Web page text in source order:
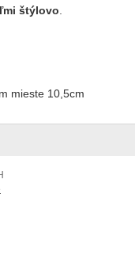
štýlovo
mieste 10,5cm